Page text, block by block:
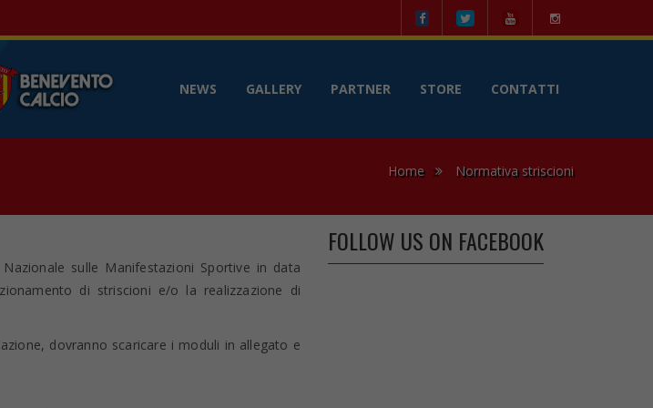
NEWS GALLERY PARTNER STORE CONTATTI
Home Normativa striscioni
sulle Manifestazioni Sportive in data
di striscioni e/o la realizzazione di
dovranno scaricare i moduli in allegato e
FOLLOW US ON FACEBOOK